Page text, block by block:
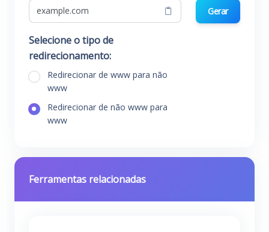
Selecione o tipo de
redirecionamento:
Redirecionar de www para não
www
Redirecionar de não www para
www
Gerar
Ferramentas relacionadas